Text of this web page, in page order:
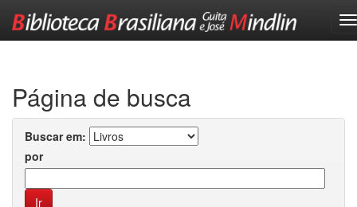
Página de busca
Buscar em:
por